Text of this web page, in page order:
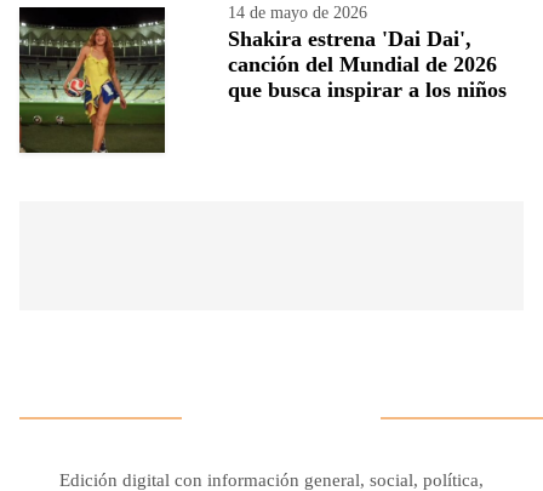
14 de mayo de 2026
Shakira estrena 'Dai Dai',
canción del Mundial de 2026
que busca inspirar a los niños
Edición digital con información general, social, política,